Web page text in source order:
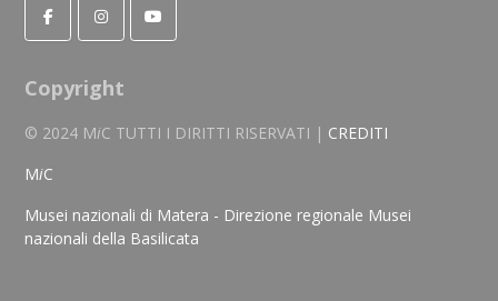
Copyright
© 2024 MiC TUTTI I DIRITTI RISERVATI | CREDITI
MiC
Musei nazionali di Matera - Direzione regionale Musei
nazionali della Basilicata